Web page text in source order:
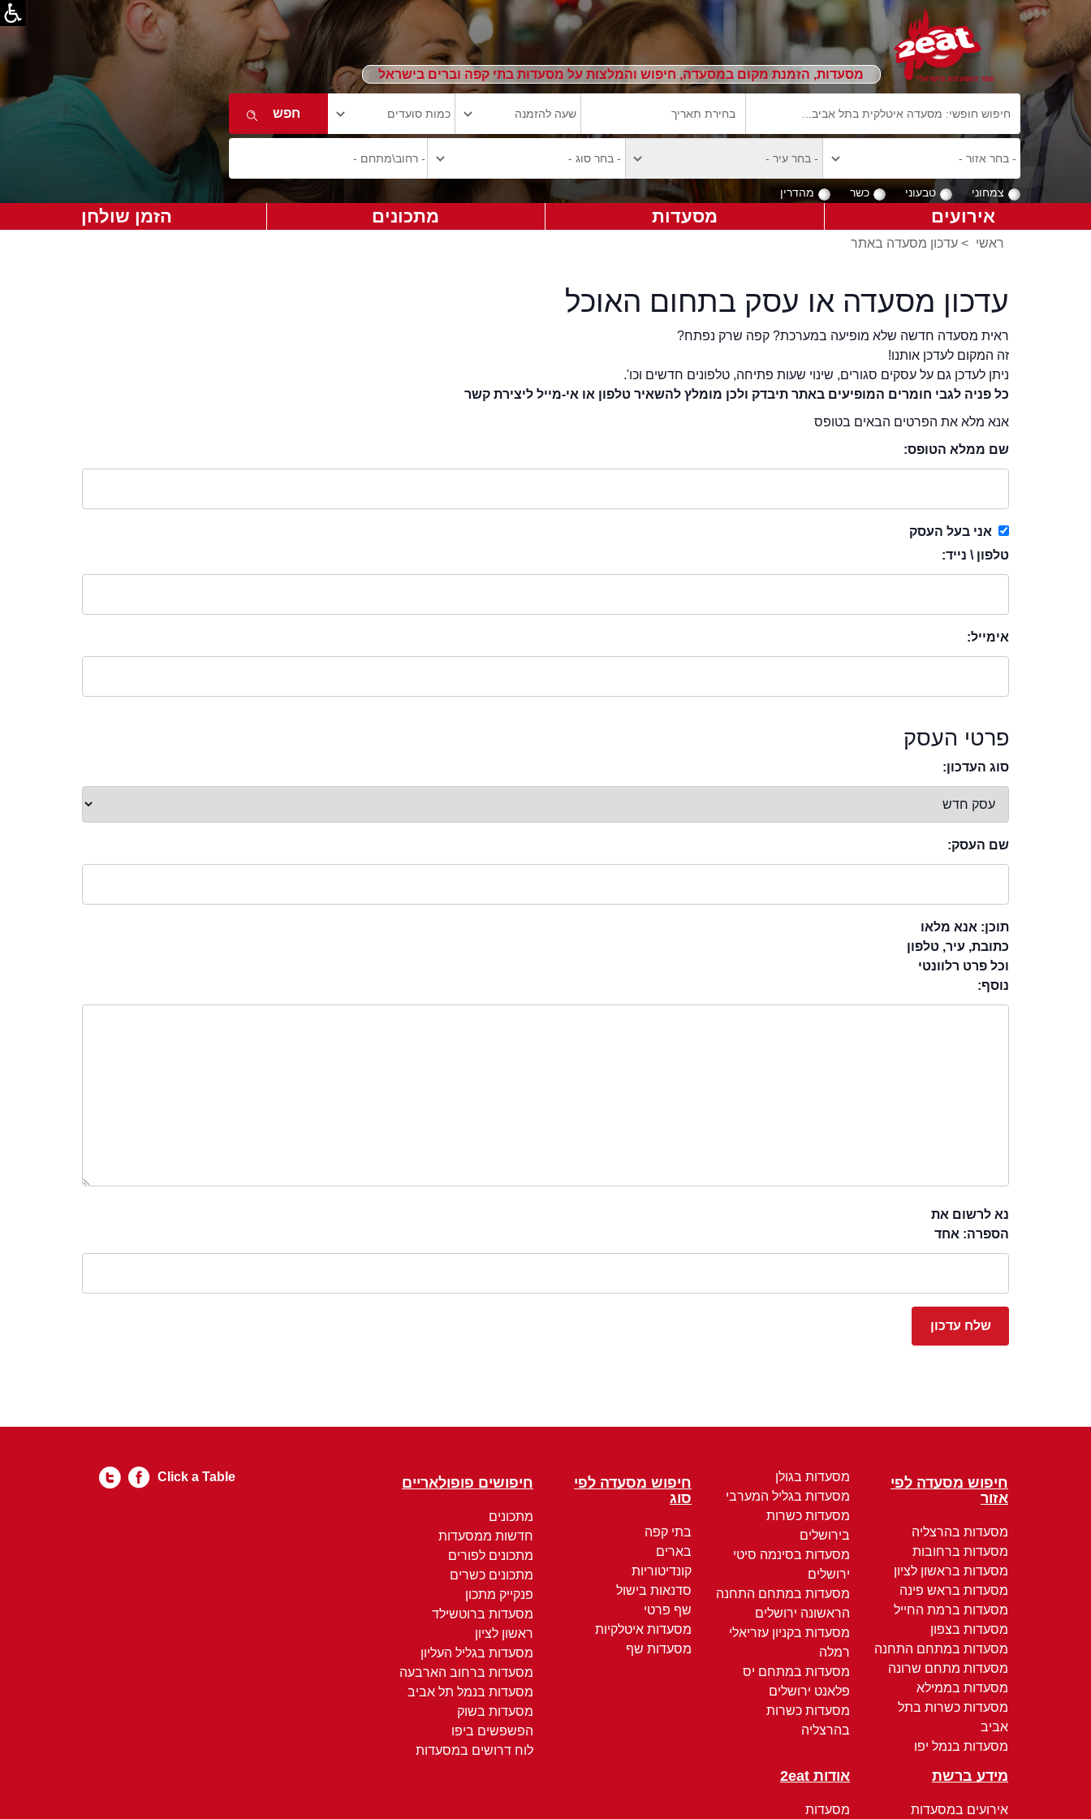
מסעדות, הזמנת מקום במסעדה, חיפוש והמלצות על מסעדות בתי קפה וברים בישראל
צמחוני טבעוני כשר מהדרין
אירועים מסעדות מתכונים הזמן שולחן
ראשי > עדכון מסעדה באתר
עדכון מסעדה או עסק בתחום האוכל
ראית מסעדה חדשה שלא מופיעה במערכת? קפה שרק נפתח?
זה המקום לעדכן אותנו!
ניתן לעדכן גם על עסקים סגורים, שינוי שעות פתיחה, טלפונים חדשים וכו'.
כל פניה לגבי חומרים המופיעים באתר תיבדק ולכן מומלץ להשאיר טלפון או אי-מייל ליצירת קשר
אנא מלא את הפרטים הבאים בטופס
שם ממלא הטופס:
אני בעל העסק
טלפון \ נייד:
אימייל:
פרטי העסק
סוג העדכון:
שם העסק:
תוכן: אנא מלאו
כתובת, עיר, טלפון
וכל פרט רלוונטי
נוסף:
נא לרשום את
הספרה: אחד
חיפוש מסעדה לפי
אזור
מסעדות בהרצליה
מסעדות ברחובות
מסעדות בראשון לציון
מסעדות בראש פינה
מסעדות ברמת החייל
מסעדות בצפון
מסעדות במתחם התחנה
מסעדות מתחם שרונה
מסעדות בממילא
מסעדות כשרות בתל
אביב
מסעדות בנמל יפו
מסעדות בגולן
מסעדות בגליל המערבי
מסעדות כשרות
בירושלים
מסעדות בסינמה סיטי
ירושלים
מסעדות במתחם התחנה
הראשונה ירושלים
מסעדות בקניון עזריאלי
רמלה
מסעדות במתחם יס
פלאנט ירושלים
מסעדות כשרות
בהרצליה
חיפוש מסעדה לפי
סוג
בתי קפה
בארים
קונדיטוריות
סדנאות בישול
שף פרטי
מסעדות איטלקיות
מסעדות שף
חיפושים פופולאריים
מתכונים
חדשות ממסעדות
מתכונים לפורים
מתכונים כשרים
פנקייק מתכון
מסעדות ברוטשילד
ראשון לציון
מסעדות בגליל העליון
מסעדות ברחוב הארבעה
מסעדות בנמל תל אביב
מסעדות בשוק
הפשפשים ביפו
לוח דרושים במסעדות
מידע ברשת
אירועים במסעדות
אודות 2eat
מסעדות
Click a Table